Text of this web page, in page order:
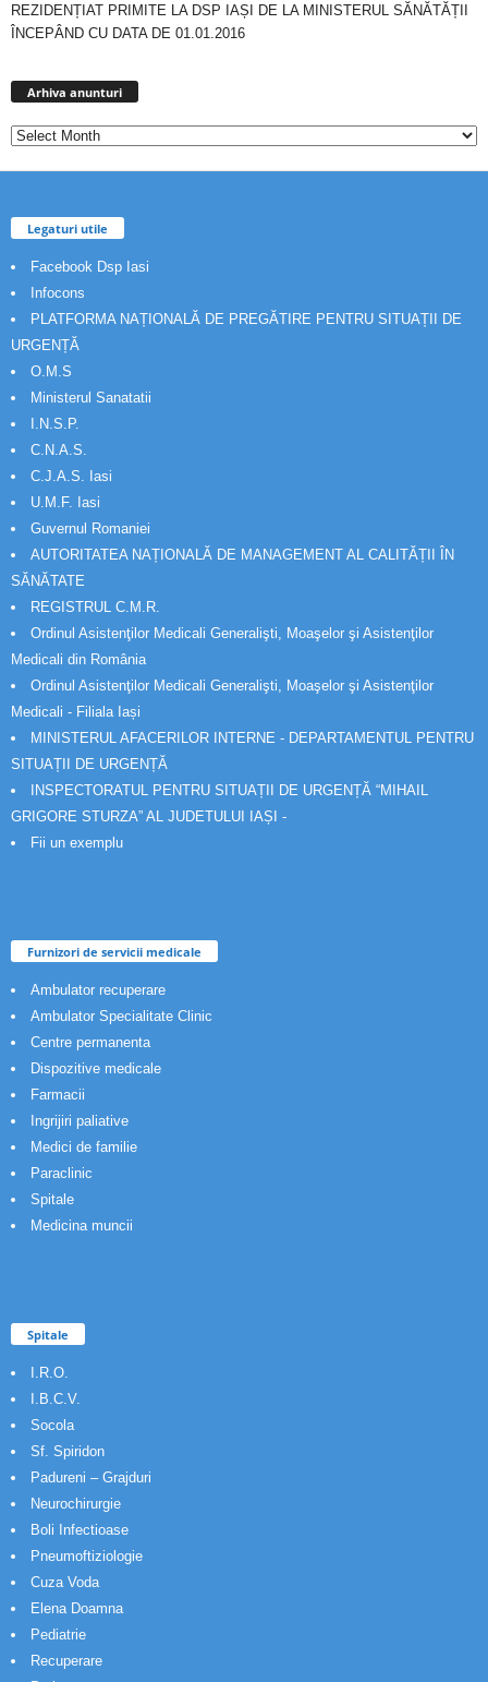
REZIDENȚIAT PRIMITE LA DSP IAȘI DE LA MINISTERUL SĂNĂTĂȚII
ÎNCEPÂND CU DATA DE 01.01.2016
Arhiva anunturi
Legaturi utile
Facebook Dsp Iasi
Infocons
PLATFORMA NAȚIONALĂ DE PREGĂTIRE PENTRU SITUAȚII DE
URGENȚĂ
O.M.S
Ministerul Sanatatii
I.N.S.P.
C.N.A.S.
C.J.A.S. Iasi
U.M.F. Iasi
Guvernul Romaniei
AUTORITATEA NAȚIONALĂ DE MANAGEMENT AL CALITĂȚII ÎN
SĂNĂTATE
REGISTRUL C.M.R.
Ordinul Asistenţilor Medicali Generalişti, Moaşelor şi Asistenţilor
Medicali din România
Ordinul Asistenţilor Medicali Generalişti, Moaşelor şi Asistenţilor
Medicali - Filiala Iași
MINISTERUL AFACERILOR INTERNE - DEPARTAMENTUL PENTRU
SITUAȚII DE URGENȚĂ
INSPECTORATUL PENTRU SITUAȚII DE URGENȚĂ “MIHAIL
GRIGORE STURZA” AL JUDETULUI IAȘI -
Fii un exemplu
Furnizori de servicii medicale
Ambulator recuperare
Ambulator Specialitate Clinic
Centre permanenta
Dispozitive medicale
Farmacii
Ingrijiri paliative
Medici de familie
Paraclinic
Spitale
Medicina muncii
Spitale
I.R.O.
I.B.C.V.
Socola
Sf. Spiridon
Padureni – Grajduri
Neurochirurgie
Boli Infectioase
Pneumoftiziologie
Cuza Voda
Elena Doamna
Pediatrie
Recuperare